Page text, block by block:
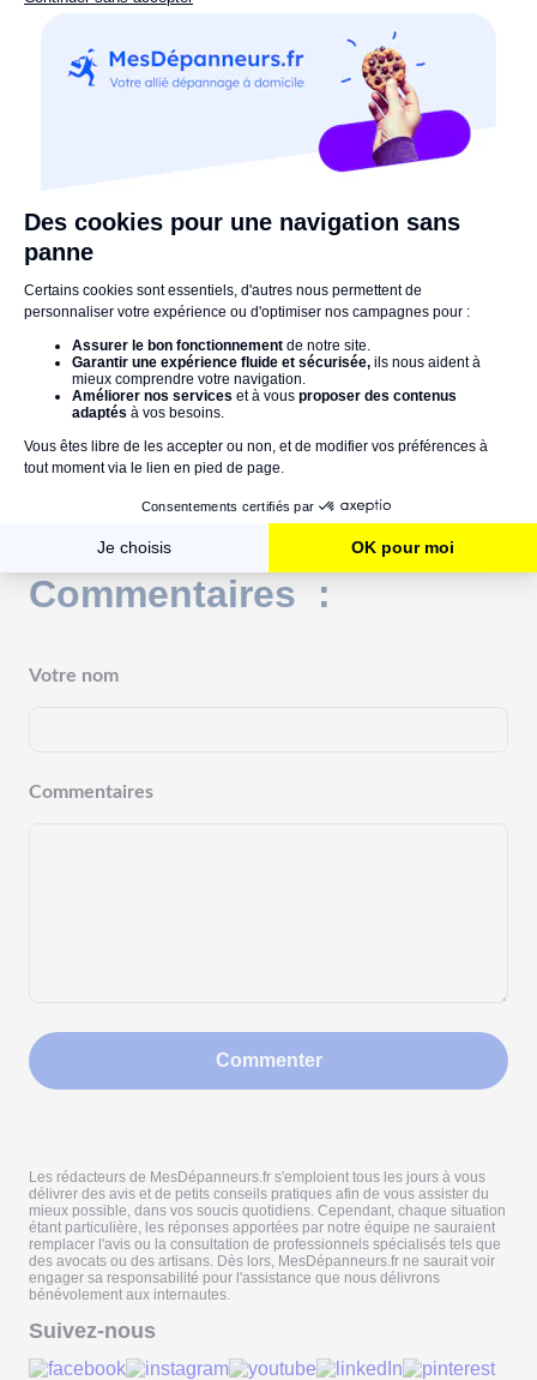
La Rédaction vous recommande:
Pannes de chasse d'eau : causes & solutions pour la
Déco WC : 15 idées pour un petit coin réussi
selon la cause
Références :
multimat.fr
monquotidienautrement.com
masalledebain.com
économies d'eau
toilettes
Commentaires :
Votre nom
Commentaires
Commenter
Les rédacteurs de MesDépanneurs.fr s'emploient tous les jours à vous
délivrer des avis et de petits conseils pratiques afin de vous assister du
mieux possible, dans vos soucis quotidiens. Cependant, chaque situation
étant particulière, les réponses apportées par notre équipe ne sauraient
remplacer l'avis ou la consultation de professionnels spécialisés tels que
des avocats ou des artisans. Dès lors, MesDépanneurs.fr ne saurait voir
engager sa responsabilité pour l'assistance que nous délivrons
bénévolement aux internautes.
Suivez-nous